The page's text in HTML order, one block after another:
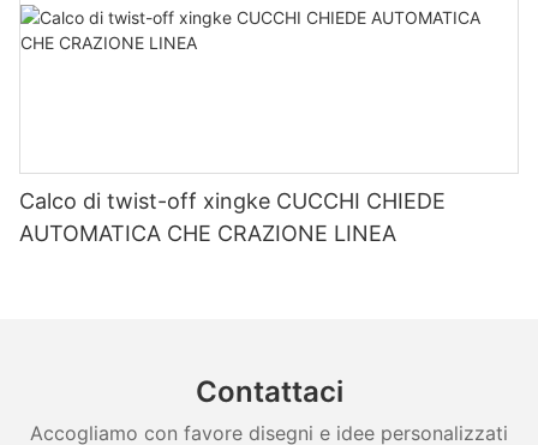
Calco di twist-off xingke CUCCHI CHIEDE
AUTOMATICA CHE CRAZIONE LINEA
Contattaci
Accogliamo con favore disegni e idee personalizzati